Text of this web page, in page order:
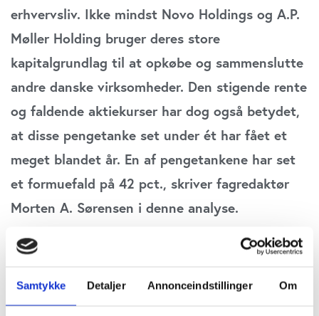
Samtykke Detaljer Annonceindstillinger Om
erhvervsliv. Ikke mindst Novo Holdings og A.P.
Møller Holding bruger deres store
kapitalgrundlag til at opkøbe og sammenslutte
andre danske virksomheder. Den stigende rente
og faldende aktiekurser har dog også betydet,
at disse pengetanke set under ét har fået et
meget blandet år. En af pengetankene har set
et formuefald på 42 pct., skriver fagredaktør
Morten A. Sørensen i denne analyse.
Nu er de store danske holdingselskaber for alvor
om i det store danske erhvervsliv.